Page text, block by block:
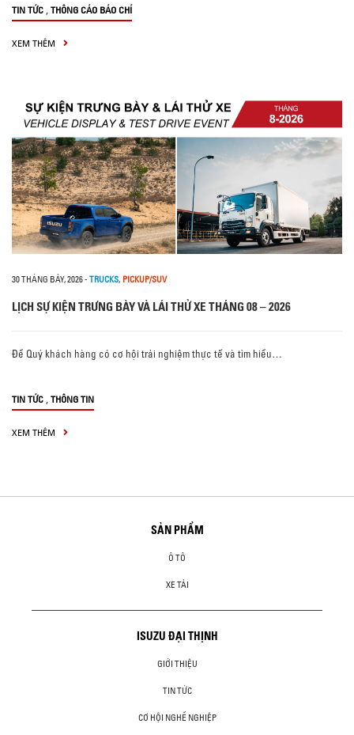
TIN TỨC , THÔNG CÁO BÁO CHÍ
XEM THÊM
30 THÁNG BẢY, 2026- TRUCKS, PICKUP/SUV
LỊCH SỰ KIỆN TRƯNG BÀY VÀ LÁI THỬ XE THÁNG 08 – 2026
Để Quý khách hàng có cơ hội trải nghiệm thực tế và tìm hiểu…
TIN TỨC , THÔNG TIN
XEM THÊM
SẢN PHẨM
Ô TÔ
XE TẢI
ISUZU ĐẠI THỊNH
GIỚI THIỆU
TIN TỨC
CƠ HỘI NGHỀ NGHIỆP